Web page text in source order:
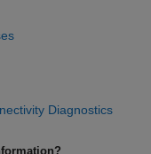
Diagnostics